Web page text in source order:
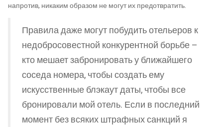
напротив, никаким образом не могут их предотвратить.
Правила даже могут побудить отельеров к
недобросовестной конкурентной борьбе –
кто мешает забронировать у ближайшего
соседа номера, чтобы создать ему
искусственные блэкаут даты, чтобы все
бронировали мой отель. Если в последний
момент без всяких штрафных санкций я